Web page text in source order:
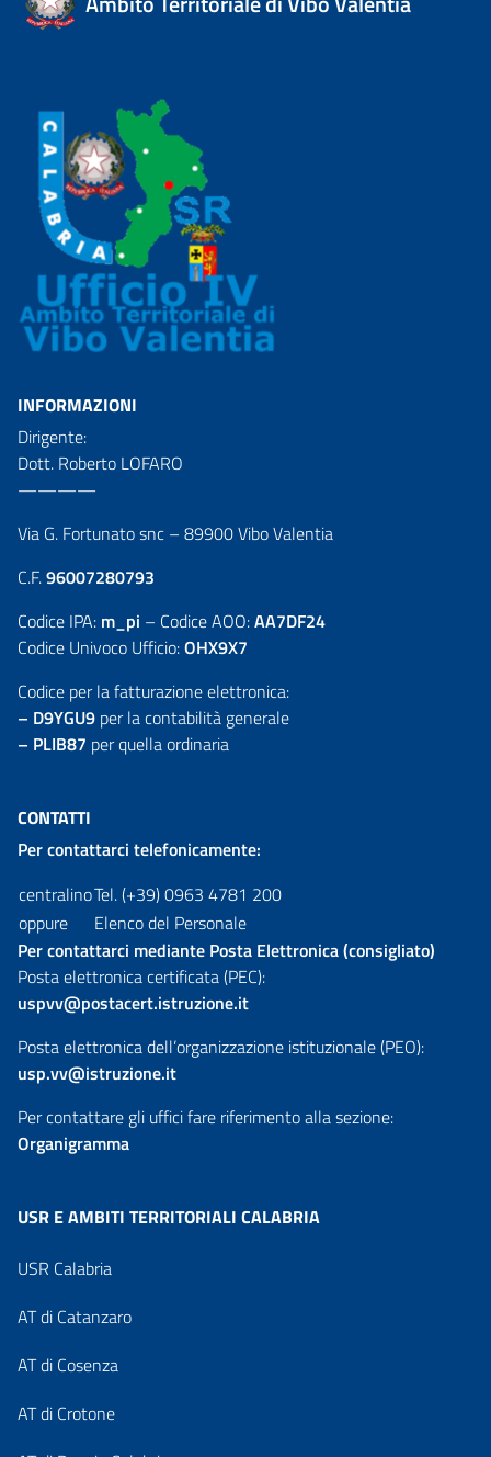
INFORMAZIONI
Dirigente:
Dott. Roberto LOFARO
————
Via G. Fortunato snc – 89900 Vibo Valentia
C.F.96007280793
Codice IPA: m_pi – Codice AOO:AA7DF24
Codice Univoco Ufficio:OHX9X7
Codice per la fatturazione elettronica:
– D9YGU9 per la contabilità generale
– PLIB87 per quella ordinaria
CONTATTI
Per contattarci telefonicamente:
centralinoTel. (+39) 0963 4781 200
oppure
Elenco del Personale
Per contattarci mediante Posta Elettronica (consigliato)
Posta elettronica certificata (PEC):
uspvv@postacert.istruzione.it
Posta elettronica dell’organizzazione istituzionale (PEO):
usp.vv@istruzione.it
Per contattare gli uffici fare riferimento alla sezione:
Organigramma
USR E AMBITI TERRITORIALI CALABRIA
USR Calabria
AT di Catanzaro
AT di Cosenza
AT di Crotone